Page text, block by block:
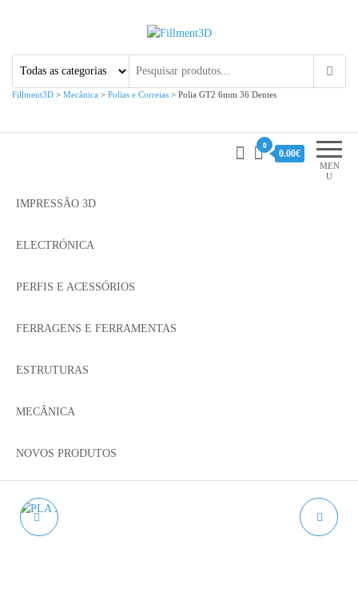
Fillment3D
Fillment3D > Mecânica > Polias e Correias > Polia GT2 6mm 36 Dentes
MEN
U
0
0.00€
IMPRESSÃO 3D
ELECTRÓNICA
PERFIS E ACESSÓRIOS
FERRAGENS E FERRAMENTAS
ESTRUTURAS
MECÂNICA
NOVOS PRODUTOS